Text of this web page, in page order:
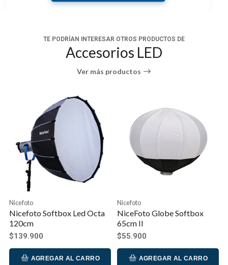
fácilmente.
proporciona una luz difusa, temperatura de color
LED es más de 50.000 horas; Destacada por el
diseño súper delgado, pantalla de función HD LCD,
con el módulo receptor Bluetooth APP incorporado;
Está fabricada con una carcasa de aleación de
aluminio, que proporciona una refrigeración rápida y
silenciosa. Es ampliamente utilizado en televisión,
vídeo en directo, estudios profesionales y fotografía
comercial, etc.
MODELO SL-500A
SL-600A
Código
640159
Potencia
Voltaje
DC17V
TE PODRÍAN INTERESAR OTROS PRODUCTOS DE
Accesorios LED
Ver más productos
Nicefoto
Nicefoto Softbox Led Octa
120cm
$139.900
AGREGAR AL CARRO
Nicefoto
NiceFoto Globe Softbox
65cm II
$55.900
AGREGAR AL CARRO